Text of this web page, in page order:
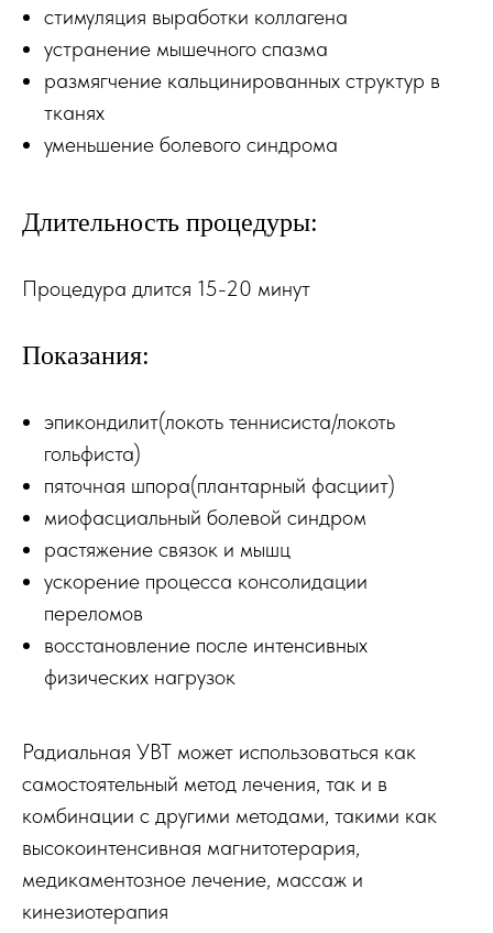
стимуляция выработки коллагена
устранение мышечного спазма
размягчение кальцинированных структур в
тканях
уменьшение болевого синдрома
Длительность процедуры:
Процедура длится 15-20 минут
Показания:
эпикондилит(локоть теннисиста/локоть
гольфиста)
пяточная шпора(плантарный фасциит)
миофасциальный болевой синдром
растяжение связок и мышц
ускорение процесса консолидации
переломов
восстановление после интенсивных
физических нагрузок
Радиальная УВТ может использоваться как
самостоятельный метод лечения, так и в
комбинации с другими методами, такими как
высокоинтенсивная магнитотерария,
медикаментозное лечение, массаж и
кинезиотерапия